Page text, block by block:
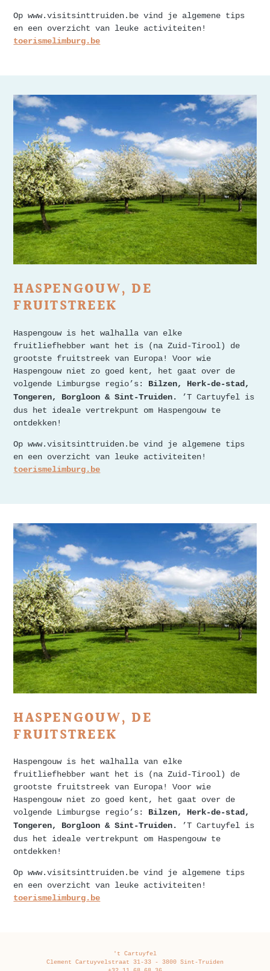
Op www.visitsinttruiden.be vind je algemene tips
en een overzicht van leuke activiteiten!
toerismelimburg.be
HASPENGOUW, DE
FRUITSTREEK
Haspengouw is het walhalla van elke
fruitliefhebber want het is (na Zuid-Tirool) de
grootste fruitstreek van Europa! Voor wie
Haspengouw niet zo goed kent, het gaat over de
volgende Limburgse regio’s: Bilzen, Herk-de-stad,
Tongeren, Borgloon & Sint-Truiden.
’T Cartuyfel is
dus het ideale vertrekpunt om Haspengouw te
ontdekken!
Op www.visitsinttruiden.be vind je algemene tips
en een overzicht van leuke activiteiten!
toerismelimburg.be
HASPENGOUW, DE
FRUITSTREEK
Haspengouw is het walhalla van elke
fruitliefhebber want het is (na Zuid-Tirool) de
grootste fruitstreek van Europa! Voor wie
Haspengouw niet zo goed kent, het gaat over de
volgende Limburgse regio’s: Bilzen, Herk-de-stad,
Tongeren, Borgloon & Sint-Truiden.
’T Cartuyfel is
dus het ideale vertrekpunt om Haspengouw te
ontdekken!
Op www.visitsinttruiden.be vind je algemene tips
en een overzicht van leuke activiteiten!
toerismelimburg.be
't Cartuyfel
Clement Cartuyvelstraat 31-33 - 3800 Sint-Truiden